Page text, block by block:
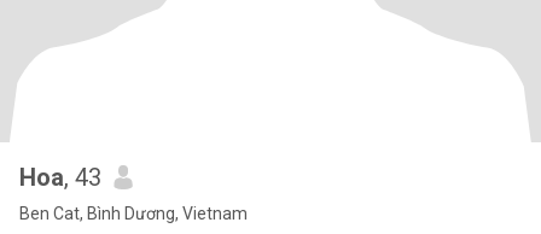
Hoa, 43
Ben Cat, Bình Dương, Vietnam